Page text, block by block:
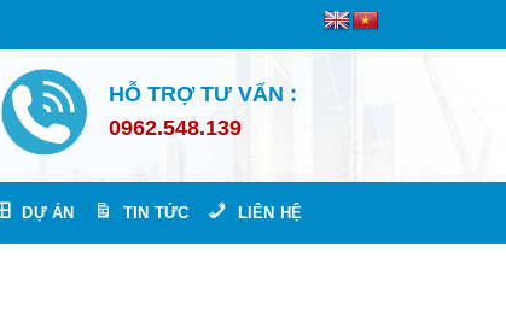
HỖ TRỢ TƯ VẤN :
0962.548.139
DỰ ÁN TIN TỨC LIÊN HỆ